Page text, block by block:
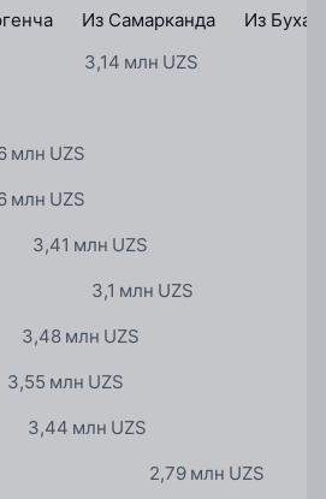
Из Самарканда
Из
3,14 млн UZS
млн UZS
млн UZS
3,41 млн UZS
3,1 млн UZS
3,48 млн UZS
3,55 млн UZS
3,44 млн UZS
2,79 млн UZS